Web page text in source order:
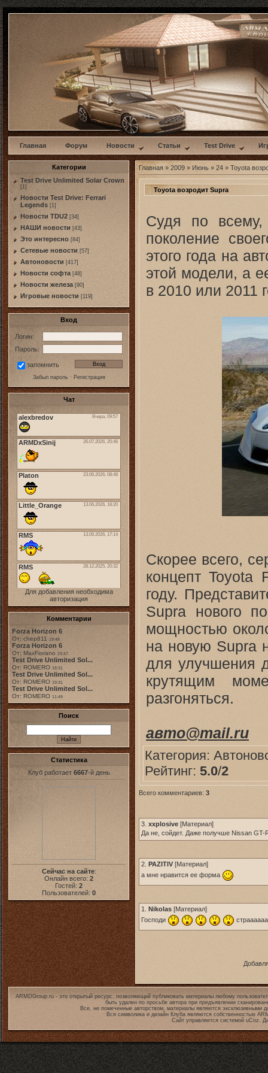
w
Главная Форум Новости Статьи Test Drive
Категории
Test Drive Unlimited Solar Crown
[1]
Новости Test Drive: Ferrari
Legends [1]
Новости TDU2 [34]
НАШИ новости [43]
Это интересно [84]
Сетевые новости [57]
Автоновости [417]
Новости софта [48]
Новоcти железа [90]
Игровые новости [119]
Вход
Логин:
Пароль:
запомнить
Забыл пароль· Регистрация
Чат
Для добавления необходима
авторизация
Комментарии
Forza Horizon 6
От: chep811 19:48
Forza Horizon 6
От: MaxFiorano 23:47
Test Drive Unlimited Sol...
От: ROMERO 18:31
Test Drive Unlimited Sol...
От: ROMERO 19:31
Test Drive Unlimited Sol...
От: ROMERO 11:49
Поиск
Статистика
Клуб работает 6667-й день
Сейчас на сайте:
Онлайн всего: 2
Гостей: 2
Пользователей: 0
Главная » 2009 » Июнь » 24 » Toyota
Toyota возродит Supra
Судя по всему,
поколение
этого года на
этой модели, а
в 2010 или 2011
Скорее всего,
концепт Toyota
году.
Supra нового
мощностью
на новую Supra
для улучшения
крутящим
разгоняться.
авто@mail.ru
Категория:
Рейтинг: 5.0/2
Всего комментариев: 3
3. xxplosive [Материал]
Да не, сойдет. Даже получше Nissan GT-
2. PAZITIV [Материал]
а мне нравится ее форма
1. Nikolas [Материал]
Господи
ARMDGroup.ru - это открытый ресурс, позволяющий публиковать материалы любому
быть удален по просьбе автора при предъявлении
Все, не помеченные авторством, материалы являются эксклюзивными
Вся символика и дизайн Клуба являются собственностью
Сайт управляется системой uCoz.